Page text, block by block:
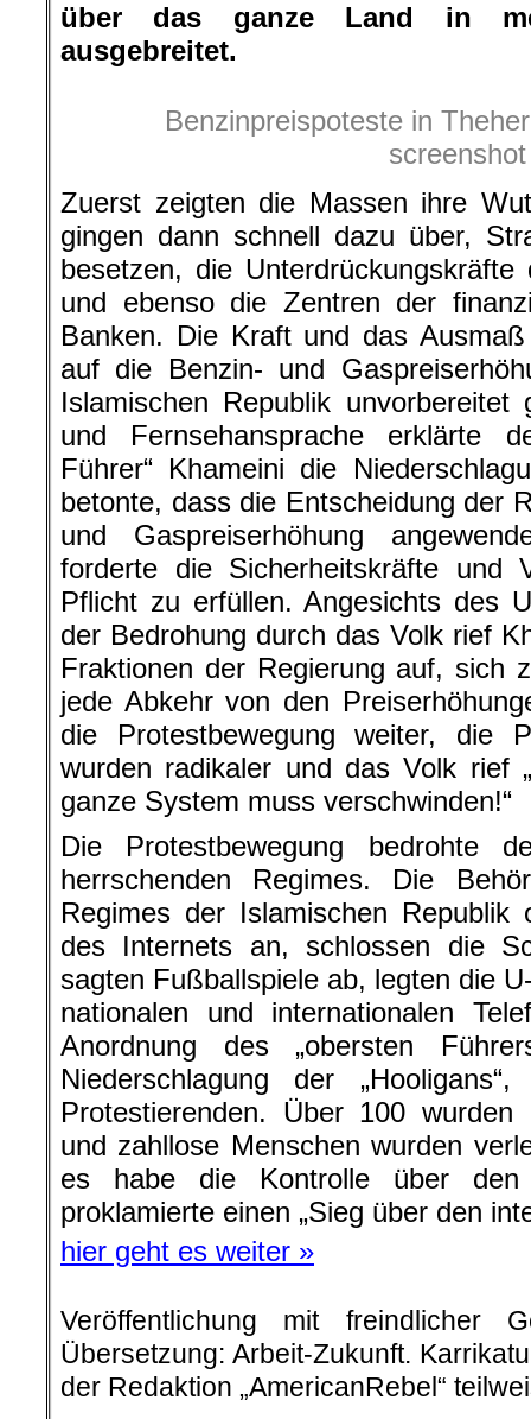
über das ganze Land in
ausgebreitet.
Benzinpreispoteste in
screenshot
Zuerst zeigten die Massen ihre
gingen dann schnell dazu über,
besetzen, die
und ebenso die Zentren der
Banken. Die Kraft und das
auf die Benzin- und
Islamischen Republik
und Fernsehansprache erklärte
Führer“ Khameini die
betonte, dass die Entscheidung der
und Gaspreiserhöhung
forderte die Sicherheitskräfte und
Pflicht zu erfüllen. Angesichts des
der Bedrohung durch das Volk rief
Fraktionen der Regierung auf, sich
jede Abkehr von den
die Protestbewegung weiter, die
wurden radikaler und das Volk rief
ganze System muss verschwinden!“
Die Protestbewegung bedrohte
herrschenden Regimes. Die
Regimes der Islamischen Republik
des Internets an, schlossen die
sagten Fußballspiele ab, legten die
nationalen und internationalen
Anordnung des „obersten
Niederschlagung der
Protestierenden. Über 100
und zahllose Menschen wurden
es habe die Kontrolle über den
proklamierte einen „Sieg über den
hier geht es weiter »
Veröffentlichung mit freindlicher
Übersetzung: Arbeit-Zukunft.
der Redaktion „AmericanRebel“